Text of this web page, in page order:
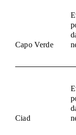
Capo Verde
Ciad